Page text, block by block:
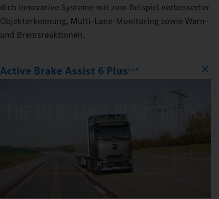
dich innovative Systeme mit zum Beispiel verbesserter
Objekterkennung, Multi-Lane-Monitoring sowie Warn-
und Bremsreaktionen.
Active Brake Assist 6 Plus2,3,4